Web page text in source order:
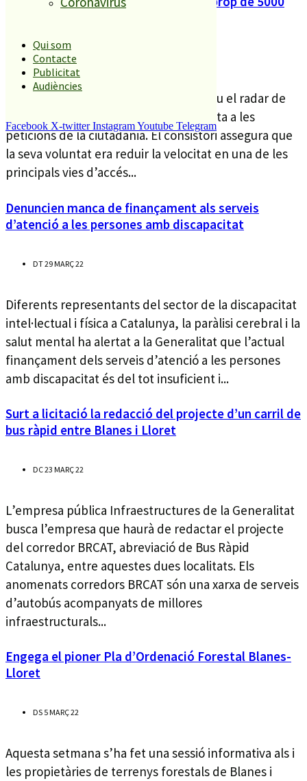
Qui som
Contacte
Publicitat
Audiències
Facebook X-twitter InstagramYoutube Telegram
DT 29 MARÇ 22
L’Ajuntament de Lloret retirarà en breu el radar de
l’avinguda Vila de Blanes com a resposta a les
peticions de la ciutadania. El consistori assegura que
la seva voluntat era reduir la velocitat en una de les
principals vies d’accés...
Denuncien manca de finançament als serveis
d’atenció a les persones amb discapacitat
DT 29 MARÇ 22
Diferents representants del sector de la discapacitat
intel·lectual i física a Catalunya, la paràlisi cerebral i la
salut mental ha alertat a la Generalitat que l’actual
finançament dels serveis d’atenció a les persones
amb discapacitat és del tot insuficient i...
Surt a licitació la redacció del projecte d’un carril de
bus ràpid entre Blanes i Lloret
DC 23 MARÇ 22
L’empresa pública Infraestructures de la Generalitat
busca l’empresa que haurà de redactar el projecte
del corredor BRCAT, abreviació de Bus Ràpid
Catalunya, entre aquestes dues localitats. Els
anomenats corredors BRCAT són una xarxa de serveis
d’autobús acompanyats de millores
infraestructurals...
Engega el pioner Pla d’Ordenació Forestal Blanes-
Lloret
DS 5 MARÇ 22
Aquesta setmana s’ha fet una sessió informativa als i
les propietàries de terrenys forestals de Blanes i